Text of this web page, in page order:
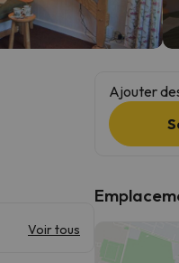
Voir tous
Ajouter